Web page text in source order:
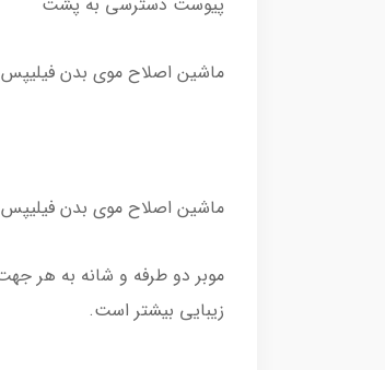
ماشین اصلاح موی بدن فیلیپس BG5021/15
ماشین اصلاح موی بدن فیلیپس BG5021/15:
زیبایی بیشتر است.